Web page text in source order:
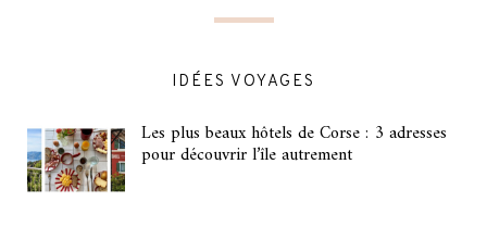
IDÉES VOYAGES
Les plus beaux hôtels de Corse : 3 adresses
pour découvrir l’île autrement